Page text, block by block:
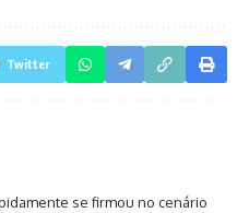
Twitter
se firmou no cenário